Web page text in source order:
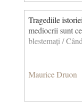
Tragediile
mediocrii sunt
blestemați /
Maurice Druon